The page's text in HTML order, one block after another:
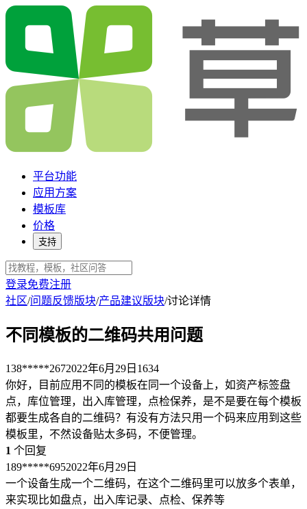
平台功能
应用方案
模板库
价格
支持
登录免费注册
社区/问题反馈版块/产品建议版块/讨论详情
不同模板的二维码共用问题
138*****2672022年6月29日 1634
你好，目前应用不同的模板在同一个设备上，如资产标签盘
点，库位管理，出入库管理，点检保养，是不是要在每个模板
都要生成各自的二维码？有没有方法只用一个码来应用到这些
模板里，不然设备贴太多码，不便管理。
1 个回复
189*****6952022年6月29日
一个设备生成一个二维码，在这个二维码里可以放多个表单，
来实现比如盘点，出入库记录、点检、保养等